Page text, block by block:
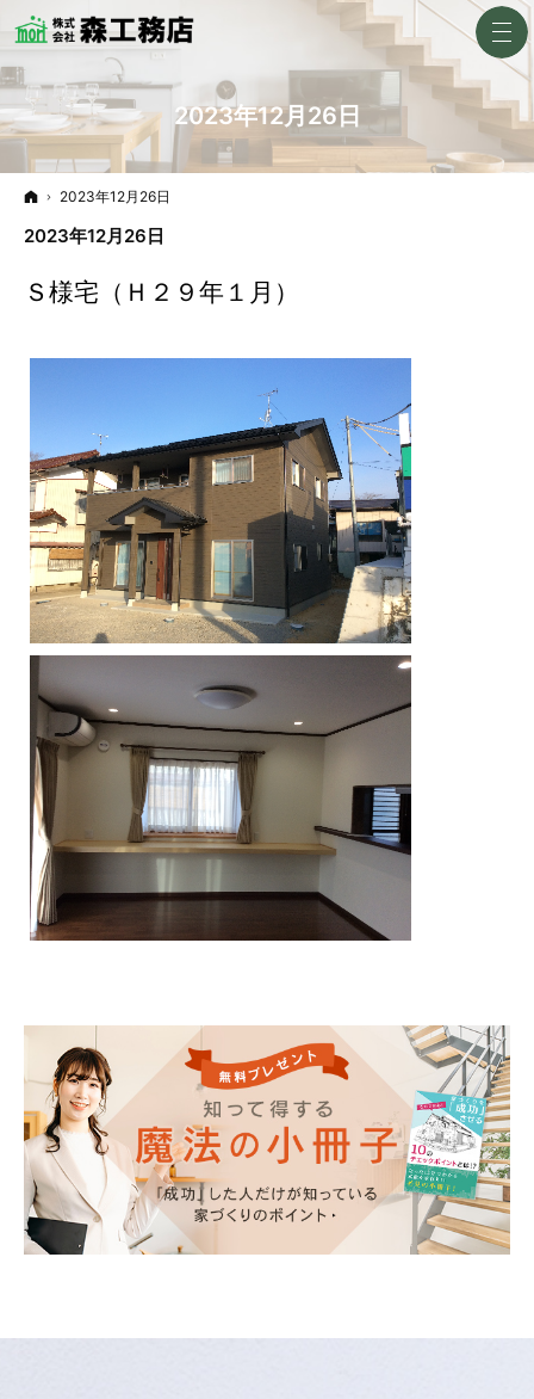
2023年12月26日
ホーム
2023年12月26日
2023年12月26日
Ｓ様宅（Ｈ２９年１月）